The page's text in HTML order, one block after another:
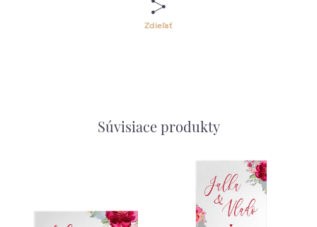
Zdieľať
Súvisiace produkty